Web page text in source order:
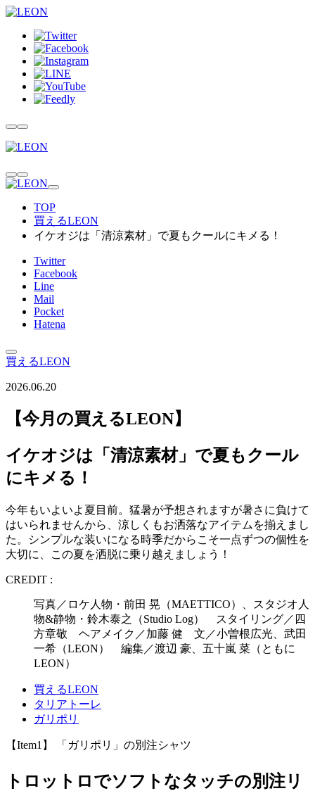
TOP
買えるLEON
イケオジは「清涼素材」で夏もクールにキメる！
Twitter
Facebook
Line
Mail
Pocket
Hatena
買えるLEON
2026.06.20
【今月の買えるLEON】
イケオジは「清涼素材」で夏もクール
にキメる！
今年もいよいよ夏目前。猛暑が予想されますが暑さに負けて
はいられませんから、涼しくもお洒落なアイテムを揃えまし
た。シンプルな装いになる時季だからこそ一点ずつの個性を
大切に、この夏を洒脱に乗り越えましょう！
CREDIT :
写真／ロケ人物・前田 晃（MAETTICO）、スタジオ人
物&静物・鈴木泰之（Studio Log） スタイリング／四
方章敬 ヘアメイク／加藤 健 文／小曽根広光、武田
一希（LEON） 編集／渡辺 豪、五十嵐 菜（ともに
LEON）
買えるLEON
タリアトーレ
ガリポリ
【Item1】 「ガリポリ」の別注シャツ
トロットロでソフトなタッチの別注リ